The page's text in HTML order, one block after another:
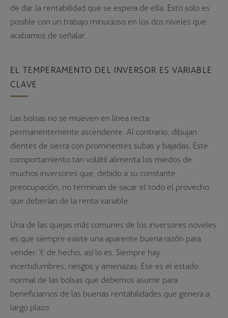
de dar la rentabilidad que se espera de ella. Esto solo es
posible con un trabajo minucioso en los dos niveles que
acabamos de señalar.
EL TEMPERAMENTO DEL INVERSOR ES VARIABLE
CLAVE
Las bolsas no se mueven en línea recta
permanentemente ascendente. Al contrario, dibujan
dientes de sierra con prominentes subas y bajadas. Este
comportamiento tan volátil alimenta los miedos de
muchos inversores que, debido a su constante
preocupación, no terminan de sacar el todo el provecho
que deberían de la renta variable.
Una de las quejas más comunes de los inversores noveles
es que siempre existe una aparente buena razón para
vender. Y, de hecho, así lo es. Siempre hay
incertidumbres, riesgos y amenazas. Ese es el estado
normal de las bolsas que debemos asumir para
beneficiarnos de las buenas rentabilidades que genera a
largo plazo.